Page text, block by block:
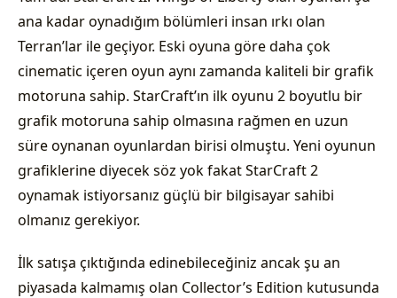
ana kadar oynadığım bölümleri insan ırkı olan
Terran’lar ile geçiyor. Eski oyuna göre daha çok
cinematic içeren oyun aynı zamanda kaliteli bir grafik
motoruna sahip. StarCraft’ın ilk oyunu 2 boyutlu bir
grafik motoruna sahip olmasına rağmen en uzun
süre oynanan oyunlardan birisi olmuştu. Yeni oyunun
grafiklerine diyecek söz yok fakat StarCraft 2
oynamak istiyorsanız güçlü bir bilgisayar sahibi
olmanız gerekiyor.
İlk satışa çıktığında edinebileceğiniz ancak şu an
piyasada kalmamış olan Collector’s Edition kutusunda